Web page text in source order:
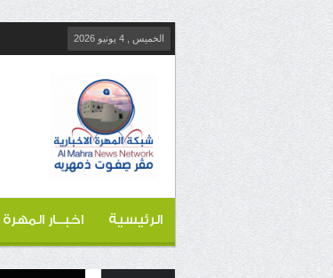
الخميس , 4 يونيو 2026
الرئيسية اخبــار المهرة